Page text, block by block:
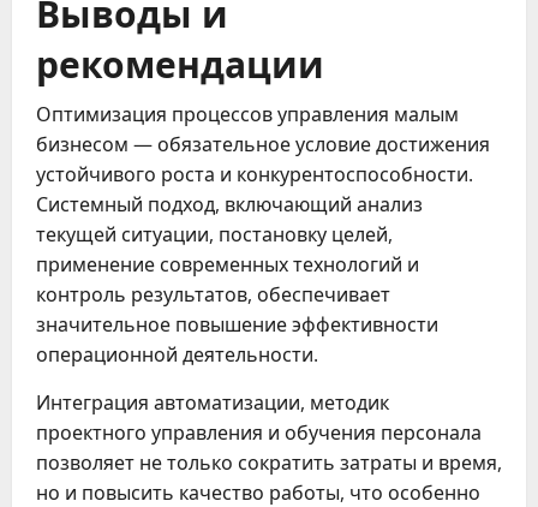
Выводы и
рекомендации
Оптимизация процессов управления малым
бизнесом — обязательное условие достижения
устойчивого роста и конкурентоспособности.
Системный подход, включающий анализ
текущей ситуации, постановку целей,
применение современных технологий и
контроль результатов, обеспечивает
значительное повышение эффективности
операционной деятельности.
Интеграция автоматизации, методик
проектного управления и обучения персонала
позволяет не только сократить затраты и время,
но и повысить качество работы, что особенно